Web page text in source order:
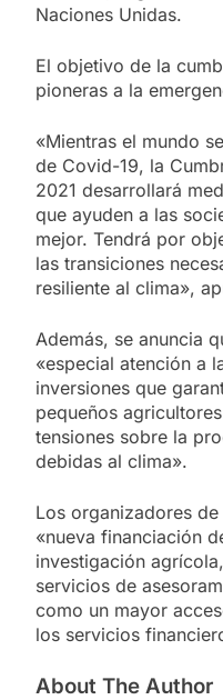
Naciones Unidas.
El objetivo de la
pioneras a la
«Mientras el mundo
de Covid-19, la
2021 desarrollará
que ayuden a las
mejor. Tendrá por
las transiciones
resiliente al clima»,
Además, se anuncia
«especial atención a
inversiones que
pequeños
tensiones sobre la
debidas al clima».
Los organizadores
«nueva financiación
investigación
servicios de
como un mayor
los servicios
About The Author